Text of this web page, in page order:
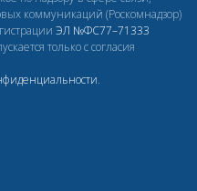
коммуникаций (Роскомнадзор)
ЭЛ №ФС77–71333
только с согласия
.